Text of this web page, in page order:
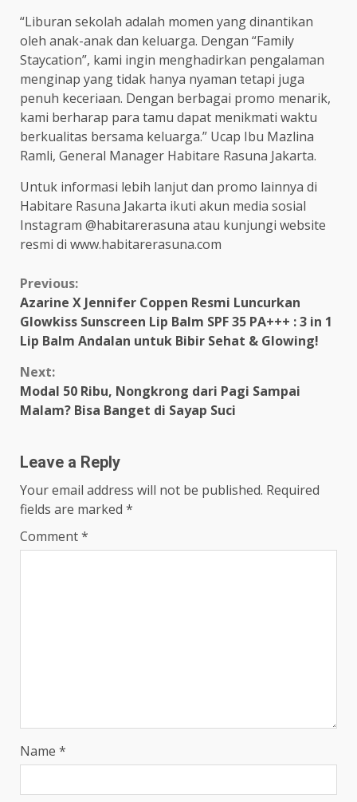
“Liburan sekolah adalah momen yang dinantikan
oleh anak-anak dan keluarga. Dengan “Family
Staycation”, kami ingin menghadirkan pengalaman
menginap yang tidak hanya nyaman tetapi juga
penuh keceriaan. Dengan berbagai promo menarik,
kami berharap para tamu dapat menikmati waktu
berkualitas bersama keluarga.” Ucap Ibu Mazlina
Ramli, General Manager Habitare Rasuna Jakarta.
Untuk informasi lebih lanjut dan promo lainnya di
Habitare Rasuna Jakarta ikuti akun media sosial
Instagram @habitarerasuna atau kunjungi website
resmi di www.habitarerasuna.com
Continue
Reading
Previous:
Azarine X Jennifer Coppen Resmi Luncurkan
Glowkiss Sunscreen Lip Balm SPF 35 PA+++ : 3 in 1
Lip Balm Andalan untuk Bibir Sehat & Glowing!
Next:
Modal 50 Ribu, Nongkrong dari Pagi Sampai
Malam? Bisa Banget di Sayap Suci
Leave a Reply
Your email address will not be published. Required
fields are marked *
Comment*
Name *